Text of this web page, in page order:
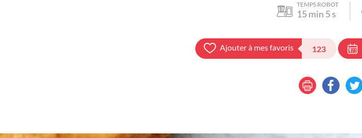
TEMPS ROBOT
15 min 5 s
Ajouter à mes favoris 123